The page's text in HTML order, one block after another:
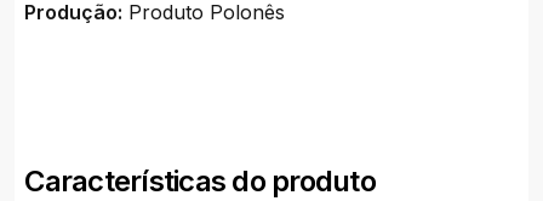
Produção: Produto Polonês
Características do produto